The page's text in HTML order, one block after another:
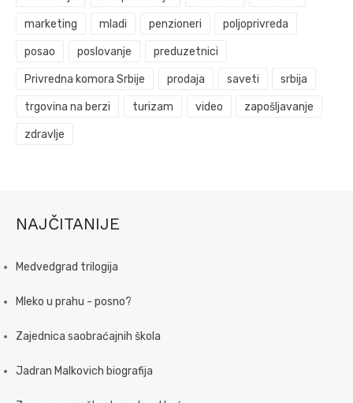
marketing mladi penzioneri poljoprivreda
posao poslovanje preduzetnici
Privredna komora Srbije prodaja saveti srbija
trgovina na berzi turizam video zapošljavanje
zdravlje
NAJČITANIJE
Medvedgrad trilogija
Mleko u prahu - posno?
Zajednica saobraćajnih škola
Jadran Malkovich biografija